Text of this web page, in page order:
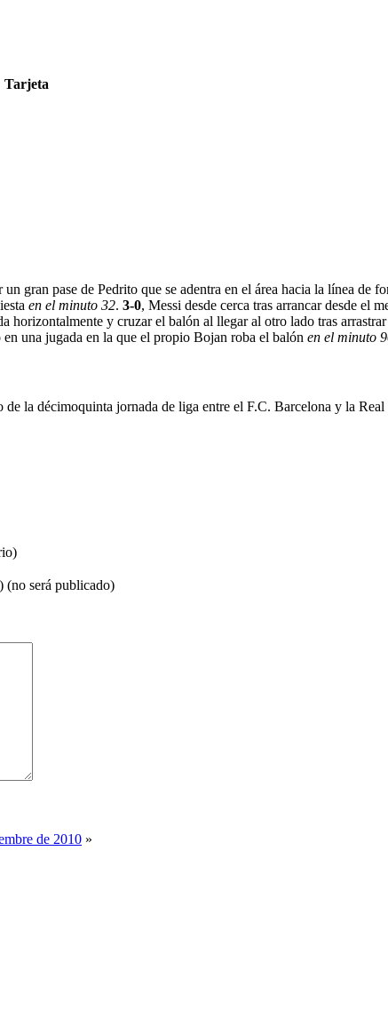
Tarjeta
gran pase de Pedrito que se adentra en el área hacia la línea de
en el minuto 32. 3-0, Messi desde cerca tras arrancar desde el
horizontalmente y cruzar el balón al llegar al otro lado tras arrastrar
una jugada en la que el propio Bojan roba el balón en el minuto
la décimoquinta jornada de liga entre el F.C. Barcelona y la Real
será publicado)
de 2010 »